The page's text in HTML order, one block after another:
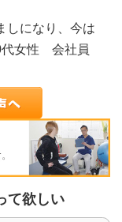
しになり、今は
代女性 会社員
て欲しい